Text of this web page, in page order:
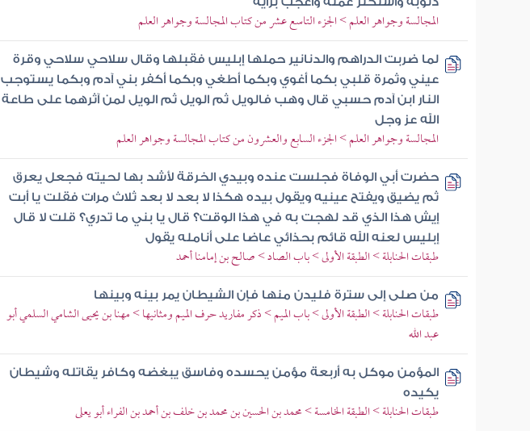
المجالسة وجواهر العلم > الجزء التاسع عشر من كتاب المجالسة وجواهر العلم
لما ضربت الدراهم والدنانير حملها إبليس فقبلها وقال سلاحي سلاحي وقرة
عيني وثمرة قلبي بكما أغوي وبكما أطغي وبكما أكفر بني آدم وبكما يستوجب
النار ابن آدم حسبي قال وهب فالويل ثم الويل ثم الويل لمن آثرهما على طاعة
الله عز وجل
المجالسة وجواهر العلم > الجزء السابع والعشرون من كتاب المجالسة وجواهر العلم
حضرت أبي الوفاة فجلست عنده وبيدي الخرقة لأشد بها لحيته فجعل يعرق
ثم يضيق ويفتح عينيه ويقول بيده هكذا لا بعد لا بعد ثلاث مرات فقلت يا أبت
إيش هذا الذي قد لهجت به في هذا الوقت؟ قال يا بني ما تدري؟ قلت لا قال
إبليس لعنه الله قائم بحذائي عاضا على أنامله يقول
طبقات الحنابلة > الطبقة الأولى > باب الصاد > صالح بن إمامنا أحمد
من صلى إلى سترة فليدن منها فإن الشيطان يمر بينه وبينها
طبقات الحنابلة > الطبقة الأولى > باب الميم > ذكر مفاريد حرف الميم ومثانيها > مهنا بن يحيى الشامي السلمي أبو
عبد الله
المؤمن موكل به أربعة مؤمن يحسده وفاسق يبغضه وكافر يقاتله وشيطان
يكيده
طبقات الحنابلة > الطبقة الخامسة > محمد بن الحسين بن محمد بن خلف بن أحمد بن الفراء أبو يعلى